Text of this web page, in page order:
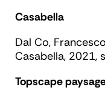
Casabella
Dal Co,
Casabella, 2021,
Topscape